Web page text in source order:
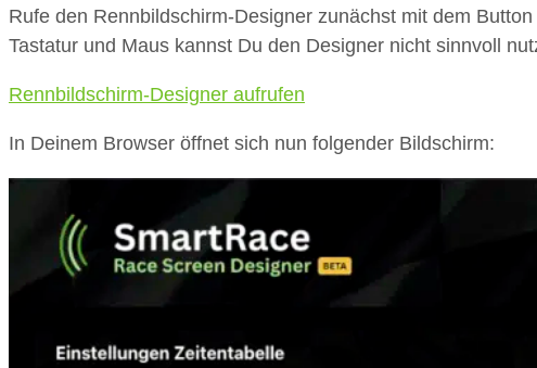
Rufe den Rennbildschirm-Designer zunächst mit dem
Tastatur und Maus kannst Du den Designer nicht sinnvoll
Rennbildschirm-Designer aufrufen
In Deinem Browser öffnet sich nun folgender Bildschirm: